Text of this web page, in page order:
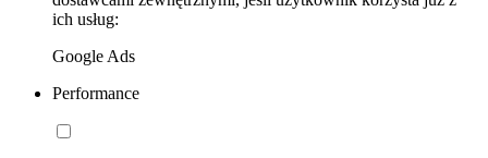
ich usług:
Google Ads
Performance